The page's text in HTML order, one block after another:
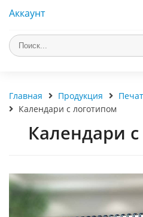
Аккаунт
Главная Продукция
Календари с логотипом
Календари